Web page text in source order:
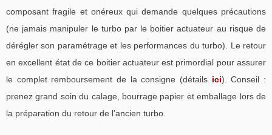
composant fragile et onéreux qui demande quelques précautions
(ne jamais manipuler le turbo par le boitier actuateur au risque de
dérégler son paramétrage et les performances du turbo). Le retour
en excellent état de ce boitier actuateur est primordial pour assurer
le complet remboursement de la consigne (détails ici). Conseil :
prenez grand soin du calage, bourrage papier et emballage lors de
la préparation du retour de l’ancien turbo.